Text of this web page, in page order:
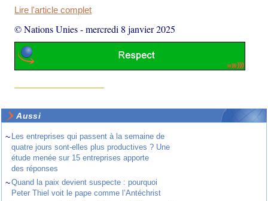
Lire l'article complet
© Nations Unies-mercredi 8 janvier 2025
Aussi
~ Les entreprises qui passent à la semaine de
quatre jours sont-elles plus productives ? Une
étude menée sur 15 entreprises apporte
des réponses
~Quand la paix devient suspecte : pourquoi
Peter Thiel voit le pape comme l’Antéchrist